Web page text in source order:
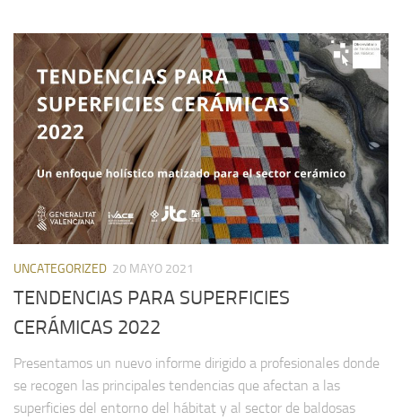
UNCATEGORIZED 20 MAYO 2021
TENDENCIAS PARA SUPERFICIES
CERÁMICAS 2022
Presentamos un nuevo informe dirigido a profesionales donde
se recogen las principales tendencias que afectan a las
superficies del entorno del hábitat y al sector de baldosas